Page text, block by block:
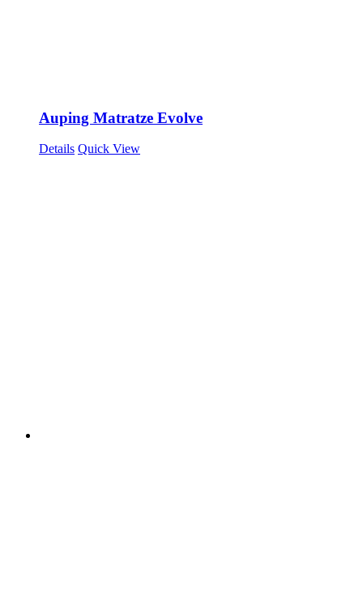
Auping Matratze Evolve
Details Quick View